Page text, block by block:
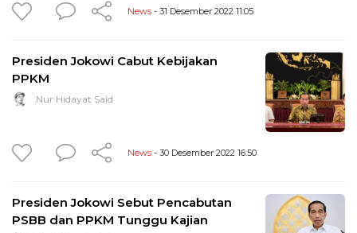
News - 31 Desember 2022 11:05
Presiden Jokowi Cabut Kebijakan
PPKM
Nur Hidayat Said
News - 30 Desember 2022 16:50
Presiden Jokowi Sebut Pencabutan
PSBB dan PPKM Tunggu Kajian